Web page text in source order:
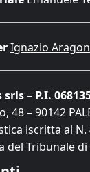
Ignazio
– P.I.
48 – 90142
iscritta al N.
del Tribunale